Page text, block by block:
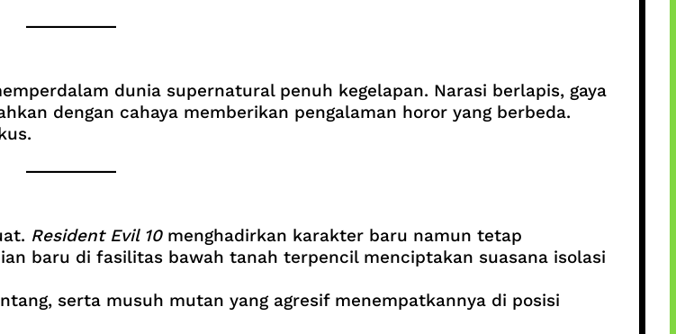
dunia supernatural penuh kegelapan. Narasi berlapis, gaya
dengan cahaya memberikan pengalaman horor yang berbeda.
Resident Evil 10menghadirkan karakter baru namun tetap
baru di fasilitas bawah tanah terpencil menciptakan suasana isolasi
serta musuh mutan yang agresif menempatkannya di posisi